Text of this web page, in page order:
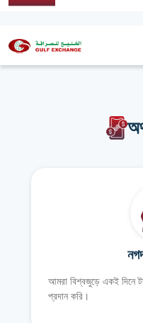
আমরা বিশ্বজুড়ে একই দিনে
প্রদান করি।